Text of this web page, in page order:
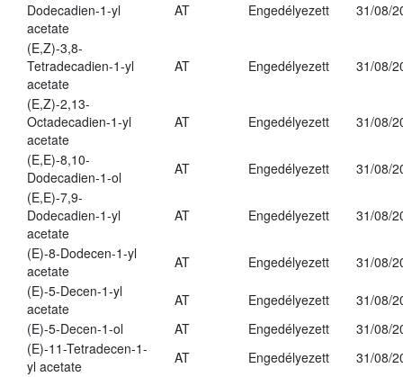
Dodecadien-1-yl
acetate
AT Engedélyezett 31/08/
(E,Z)-3,8-
Tetradecadien-1-yl
acetate
AT Engedélyezett 31/08/
(E,Z)-2,13-
Octadecadien-1-yl
acetate
AT Engedélyezett 31/08/
(E,E)-8,10-
Dodecadien-1-ol
AT Engedélyezett
31/08/
(E,E)-7,9-
Dodecadien-1-yl
acetate
AT Engedélyezett 31/08/
(E)-8-Dodecen-1-yl
acetate
AT Engedélyezett
31/08/
(E)-5-Decen-1-yl
acetate
AT Engedélyezett
31/08/
(E)-5-Decen-1-ol
AT Engedélyezett
31/08/
(E)-11-Tetradecen-1-
yl acetate
AT Engedélyezett 31/08/